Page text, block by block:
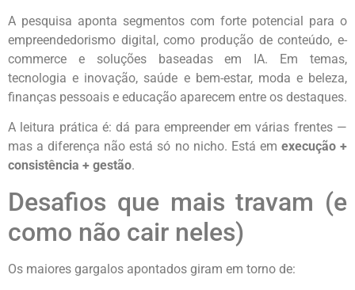
A pesquisa aponta segmentos com forte potencial para o
empreendedorismo digital, como produção de conteúdo, e-
commerce e soluções baseadas em IA. Em temas,
tecnologia e inovação, saúde e bem-estar, moda e beleza,
finanças pessoais e educação aparecem entre os destaques.
A leitura prática é: dá para empreender em várias frentes —
mas a diferença não está só no nicho. Está em execução +
consistência + gestão.
Desafios que mais travam (e
como não cair neles)
Os maiores gargalos apontados giram em torno de: